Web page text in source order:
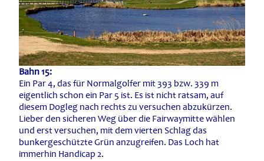
Bahn 15:
Ein Par 4, das für Normalgolfer mit 393 bzw. 339 m
eigentlich schon ein Par 5 ist. Es ist nicht ratsam, auf
diesem Dogleg nach rechts zu versuchen abzukürzen.
Lieber den sicheren Weg über die Fairwaymitte wählen
und erst versuchen, mit dem vierten Schlag das
bunkergeschützte Grün anzugreifen. Das Loch hat
immerhin Handicap 2.